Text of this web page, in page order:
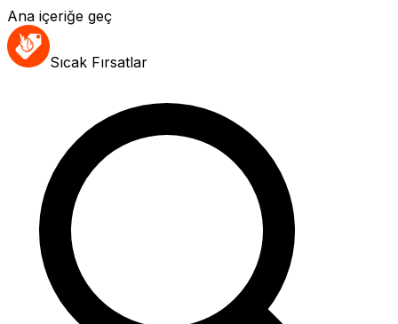
Ana içeriğe geç
Sıcak Fırsatlar